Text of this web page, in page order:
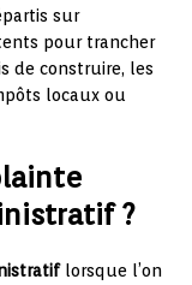
sur
pour trancher
de construire, les
locaux ou
?
lorsque l’on